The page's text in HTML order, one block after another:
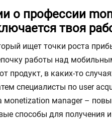
о профессии
твоя
ищет точки роста
работы над
продукт, в каких-то
специалисты по user
мonetization мanager –
способы для получения